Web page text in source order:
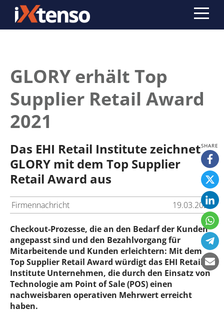
GLORY erhält Top
Supplier Retail Award
2021
Das EHI Retail Institute zeichnet
GLORY mit dem Top Supplier
Retail Award aus
Firmennachricht 19.03.2021
Checkout-Prozesse, die an den Bedarf der Kunden
angepasst sind und den Bezahlvorgang für
Mitarbeitende und Kunden erleichtern: Mit dem
Top Supplier Retail Award würdigt das EHI Retail
Institute Unternehmen, die durch den Einsatz von
Technologie am Point of Sale (POS) einen
nachweisbaren operativen Mehrwert erreicht
haben.